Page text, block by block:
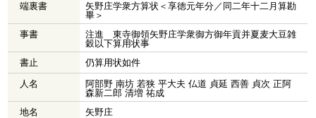
端裏書
矢野庄学衆方算状＜享徳元年分／同二年十二月算勘
畢＞
事書
注進 東寺御領矢野庄学衆御方御年貢并夏麦大豆雑
穀以下算用状事
書止
仍算用状如件
人名
阿部野 南坊 若狭 平大夫 仏道 貞延 西善 貞次 正阿
森新二郎 清増 祐成
地名
矢野庄